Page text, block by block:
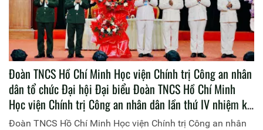
Đoàn TNCS Hồ Chí Minh Học viện Chính trị Công an nhân
dân tổ chức Đại hội Đại biểu Đoàn TNCS Hồ Chí Minh
Học viện Chính trị Công an nhân dân lần thứ IV nhiệm kỳ
2024 – 2027.
Đoàn TNCS Hồ Chí Minh Học viện Chính trị Công an nhân